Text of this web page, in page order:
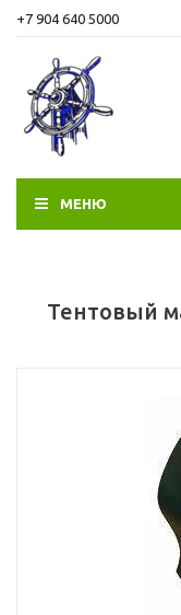
+7 904 640 5000
МЕНЮ
Тентовый